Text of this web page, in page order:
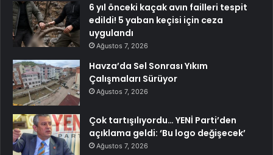
6 yıl önceki kaçak avın failleri tespit
edildi! 5 yaban keçisi için ceza
uygulandı
Ağustos 7, 2026
Havza’da Sel Sonrası Yıkım
Çalışmaları Sürüyor
Ağustos 7, 2026
Çok tartışılıyordu… YENİ Parti’den
açıklama geldi: ‘Bu logo değişecek’
Ağustos 7, 2026